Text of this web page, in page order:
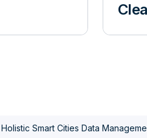
Holistic Smart Cities Data